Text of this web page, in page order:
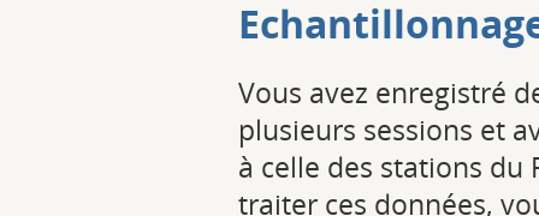
Vous avez enregistré
plusieurs sessions et
à celle des stations du
traiter ces données,